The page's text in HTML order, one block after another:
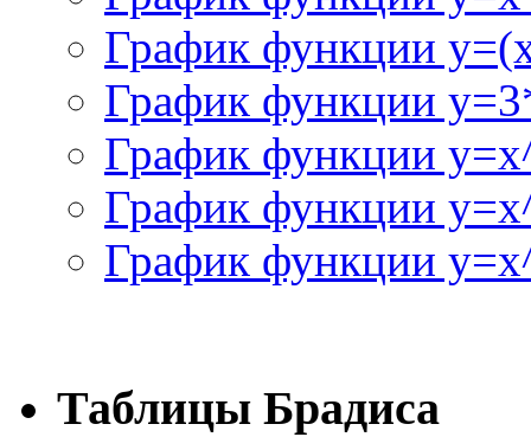
График функции
График функции
График функции
График функции
График функции
Таблицы Брадиса